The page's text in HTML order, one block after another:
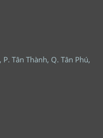
Tân Thành, Q. Tân Phú,